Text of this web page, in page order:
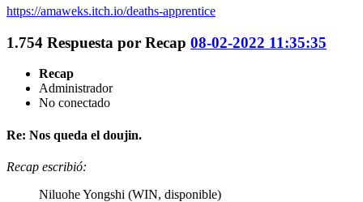
https://amaweks.itch.io/deaths-apprentice
1.754 Respuesta por Recap 08-02-2022 11:35:35
Recap
Administrador
No conectado
Re: Nos queda el doujin.
Recap escribió:
Niluohe Yongshi (WIN, disponible)